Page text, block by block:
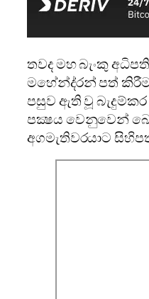
තවද මහ බැංකු
මහේන්ද‍්‍රන් පත්
පසුව ඇති වූ
පක්‍ෂය වෙනුවෙන්
අගමැතිවරයාට